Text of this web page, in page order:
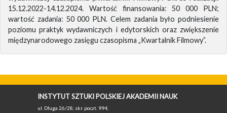
15.12.2022-14.12.2024. Wartość finansowania: 50 000 PLN;
wartość zadania: 50 000 PLN. Celem zadania było podniesienie
poziomu praktyk wydawniczych i edytorskich oraz zwiększenie
międzynarodowego zasięgu czasopisma „Kwartalnik Filmowy”.
INSTYTUT SZTUKI POLSKIEJ AKADEMII NAUK
ul. Długa 26/28, skr. poczt. 994,